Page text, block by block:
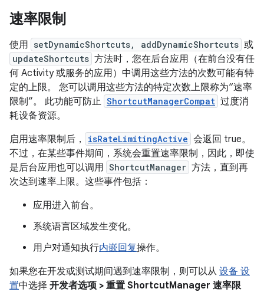
速率限制
使用 setDynamicShortcuts, addDynamicShortcuts 或
updateShortcuts 方法时，您在后台应用（在前台没有任
何 Activity 或服务的应用）中调用这些方法的次数可能有特
定的上限。 您可以调用这些方法的特定次数上限称为“速率
限制”。 此功能可防止 ShortcutManagerCompat 过度消
耗设备资源。
启用速率限制后，
isRateLimitingActive 会返回 true。
不过，在某些事件期间，系统会重置速率限制，因此，即使
是后台应用也可以调用 ShortcutManager 方法，直到再
次达到速率上限。这些事件包括：
应用进入前台。
系统语言区域发生变化。
用户对通知执行内嵌回复操作。
如果您在开发或测试期间遇到速率限制，则可以从 设备 设
置中选择 开发者选项 > 重置 ShortcutManager 速率限